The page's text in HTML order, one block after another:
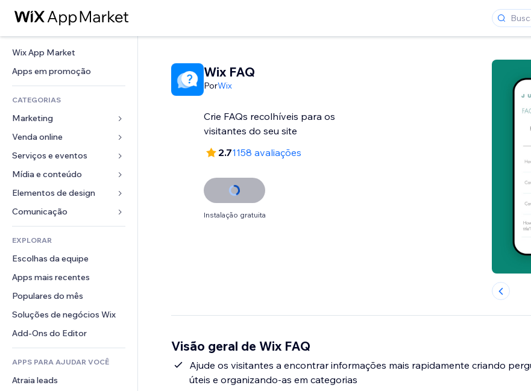
Wix App Market
Apps em promoção
CATEGORIAS
Marketing
Anúncios
Mobile
Análises
Listas do site
Email
Venda online
Apps para lojas
Frete e entrega
Botões de venda
Contabilidade
Cupons e fidelidade
Soluções de armazenamento
Serviços e eventos
Hotéis
Eventos
Restaurantes
Imobiliária
Meus agendamentos
Mídia e conteúdo
Galeria
Músicas
Podcasts
Fotografia
Vídeo
PDF
Compartilhamento de arquivos
Notícias
Elementos de design
Mapas e navegação
Privacidade e segurança
Relógio
Templates de página
Efeitos de imagem
Botões e menus
Banners e selos
Calculadoras
Busca
Previsão do tempo
Tabelas e gráficos
Formulários
Enquetes
Chat
Comentários
Telefone
Comunidade
Avaliações e depoimentos
CRM
EXPLORAR
Escolhas da equipe
Apps mais recentes
Populares do mês
Soluções de negócios Wix
Add-Ons do Editor
APPS PARA AJUDAR VOCÊ
Atraia leads
Wix FAQ
PorWix
Crie FAQs recolhíveis para os
visitantes do seu site
2.71158 avaliações
Instalação gratuita
Visão geral de Wix FAQ
Ajude os visitantes a encontrar informações mais rapidamente criando
úteis e organizando-as em categorias